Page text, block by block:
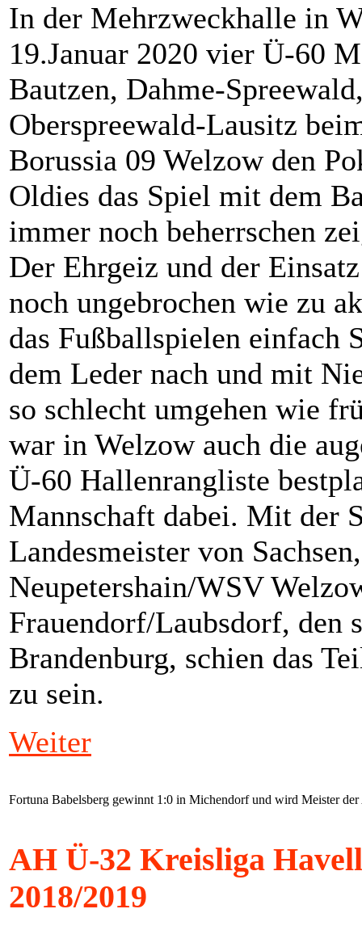
In der Mehrzweckhalle in
19.Januar 2020 vier Ü-60
Bautzen, Dahme-
Oberspreewald-Lausitz
Borussia 09 Welzow den
Oldies das Spiel mit dem
immer noch beherrschen
Der Ehrgeiz und der
noch ungebrochen wie zu
das Fußballspielen einfach
dem Leder nach und mit
so schlecht umgehen wie
war in Welzow auch die
Ü-60 Hallenrangliste
Mannschaft dabei. Mit der
Landesmeister von
Neupetershain/WSV
Frauendorf/Laubsdorf, den
Brandenburg, schien das
zu sein.
Weiter
Fortuna Babelsberg gewinnt 1:0 in Michendorf und wird Meister
AH Ü-32 Kreisliga
2018/2019